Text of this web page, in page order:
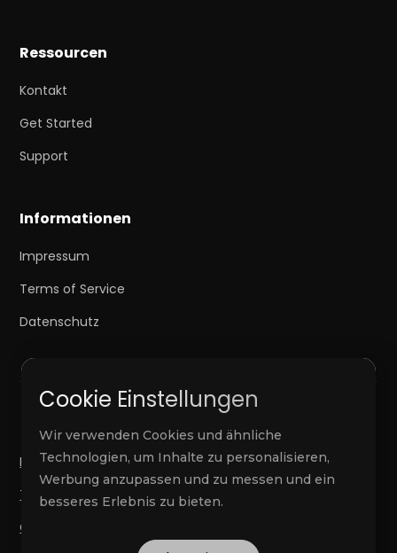
Ressourcen
Kontakt
Get Started
Support
Informationen
Impressum
Terms of Service
Datenschutz
Privacy Policy
Terms of Service
Cookie Einstellungen
Cookie Einstellungen
Wir verwenden Cookies und ähnliche
Technologien, um Inhalte zu personalisieren,
Werbung anzupassen und zu messen und ein
besseres Erlebnis zu bieten.